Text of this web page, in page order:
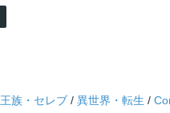
王族・セレブ /異世界・転生 /